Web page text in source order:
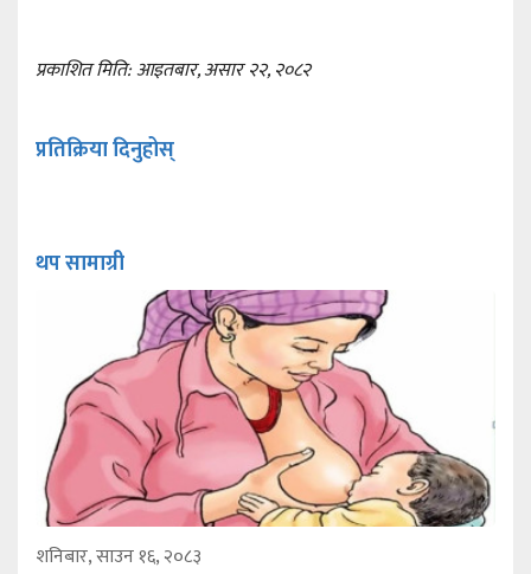
प्रकाशित मिति: आइतबार, असार २२, २०८२
प्रतिक्रिया दिनुहोस्
थप सामाग्री
शनिबार, साउन १६, २०८३